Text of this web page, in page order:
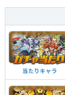
Lv99
Lv99
当たりキャラ